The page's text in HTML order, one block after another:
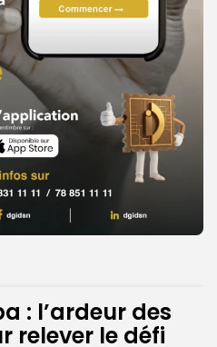
: l’ardeur des
relever le défi